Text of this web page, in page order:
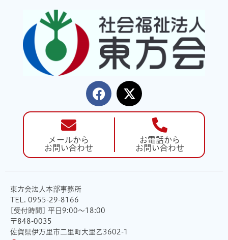
メールから
お問い合わせ
お電話から
お問い合わせ
東方会法人本部事務所
TEL. 0955-29-8166
[受付時間] 平日9:00〜18:00
〒848-0035
佐賀県伊万里市二里町大里乙3602-1